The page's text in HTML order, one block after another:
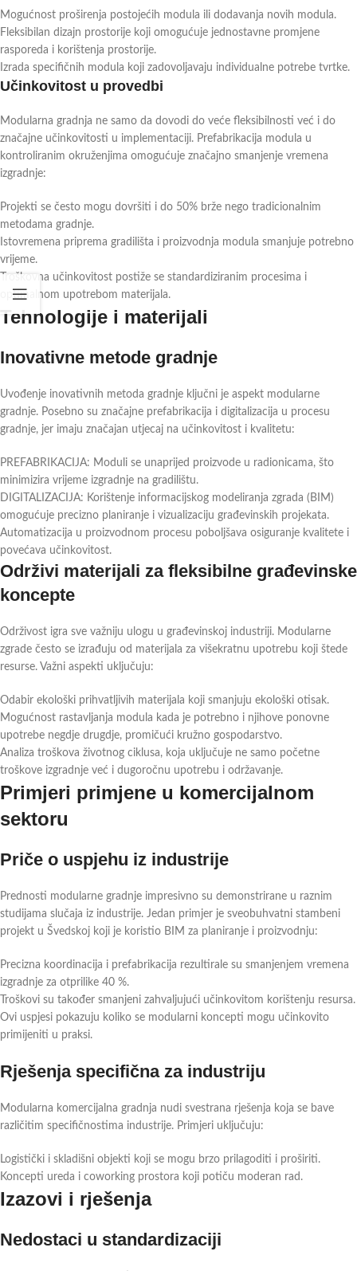
Mogućnost proširenja postojećih modula ili dodavanja novih modula.
Fleksibilan dizajn prostorije koji omogućuje jednostavne promjene
rasporeda i korištenja prostorije.
Izrada specifičnih modula koji zadovoljavaju individualne potrebe tvrtke.
Učinkovitost u provedbi
Modularna gradnja ne samo da dovodi do veće fleksibilnosti već i do
značajne učinkovitosti u implementaciji. Prefabrikacija modula u
kontroliranim okruženjima omogućuje značajno smanjenje vremena
izgradnje:
Projekti se često mogu dovršiti i do 50% brže nego tradicionalnim
metodama gradnje.
Istovremena priprema gradilišta i proizvodnja modula smanjuje potrebno
vrijeme.
Troškovna učinkovitost postiže se standardiziranim procesima i
optimalnom upotrebom materijala.
Tehnologije i materijali
Inovativne metode gradnje
Uvođenje inovativnih metoda gradnje ključni je aspekt modularne
gradnje. Posebno su značajne prefabrikacija i digitalizacija u procesu
gradnje, jer imaju značajan utjecaj na učinkovitost i kvalitetu:
PREFABRIKACIJA: Moduli se unaprijed proizvode u radionicama, što
minimizira vrijeme izgradnje na gradilištu.
DIGITALIZACIJA: Korištenje informacijskog modeliranja zgrada (BIM)
omogućuje precizno planiranje i vizualizaciju građevinskih projekata.
Automatizacija u proizvodnom procesu poboljšava osiguranje kvalitete i
povećava učinkovitost.
Održivi materijali za fleksibilne građevinske
koncepte
Održivost igra sve važniju ulogu u građevinskoj industriji. Modularne
zgrade često se izrađuju od materijala za višekratnu upotrebu koji štede
resurse. Važni aspekti uključuju:
Odabir ekološki prihvatljivih materijala koji smanjuju ekološki otisak.
Mogućnost rastavljanja modula kada je potrebno i njihove ponovne
upotrebe negdje drugdje, promičući kružno gospodarstvo.
Analiza troškova životnog ciklusa, koja uključuje ne samo početne
troškove izgradnje već i dugoročnu upotrebu i održavanje.
Primjeri primjene u komercijalnom
sektoru
Priče o uspjehu iz industrije
Prednosti modularne gradnje impresivno su demonstrirane u raznim
studijama slučaja iz industrije. Jedan primjer je sveobuhvatni stambeni
projekt u Švedskoj koji je koristio BIM za planiranje i proizvodnju:
Precizna koordinacija i prefabrikacija rezultirale su smanjenjem vremena
izgradnje za otprilike 40 %.
Troškovi su također smanjeni zahvaljujući učinkovitom korištenju resursa.
Ovi uspjesi pokazuju koliko se modularni koncepti mogu učinkovito
primijeniti u praksi.
Rješenja specifična za industriju
Modularna komercijalna gradnja nudi svestrana rješenja koja se bave
različitim specifičnostima industrije. Primjeri uključuju:
Logistički i skladišni objekti koji se mogu brzo prilagoditi i proširiti.
Koncepti ureda i coworking prostora koji potiču moderan rad.
Izazovi i rješenja
Nedostaci u standardizaciji